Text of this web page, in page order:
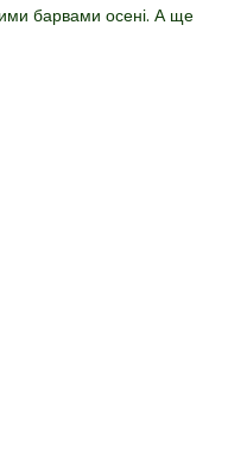
барвами осені. А ще